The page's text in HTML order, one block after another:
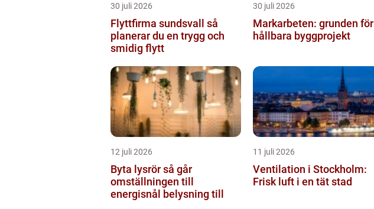
30 juli 2026
Flyttfirma sundsvall så
planerar du en trygg och
smidig flytt
30 juli 2026
Markarbeten: grunden för
hållbara byggprojekt
12 juli 2026
Byta lysrör så går
omställningen till
energisnål belysning till
11 juli 2026
Ventilation i Stockholm:
Frisk luft i en tät stad